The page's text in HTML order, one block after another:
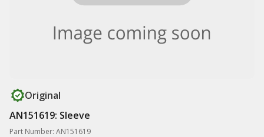
Original
AN151619: Sleeve
Part Number: AN151619